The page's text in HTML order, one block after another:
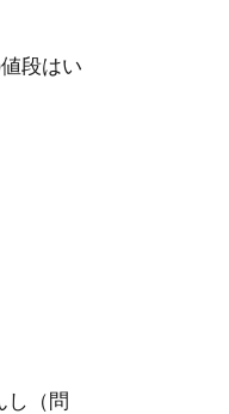
段はい
し（問